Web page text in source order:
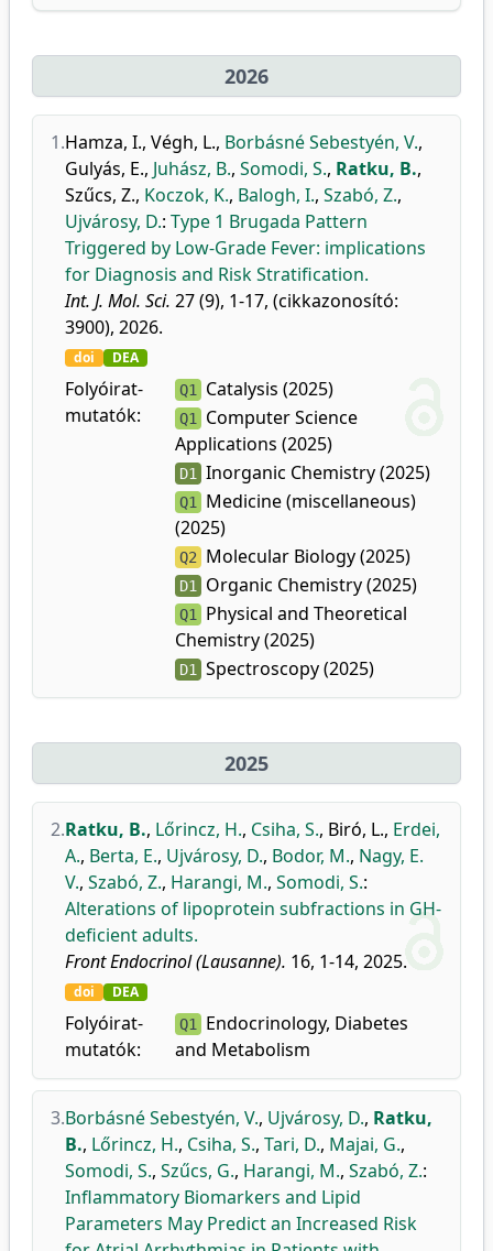
2026
1.Hamza, I., Végh, L., Borbásné Sebestyén, V.,
Gulyás, E., Juhász, B., Somodi, S., Ratku, B.,
Szűcs, Z., Koczok, K., Balogh, I., Szabó, Z.,
Ujvárosy, D.: Type 1 Brugada Pattern
Triggered by Low-Grade Fever: implications
for Diagnosis and Risk Stratification.
Int. J. Mol. Sci. 27 (9), 1-17, (cikkazonosító:
3900), 2026.
doi DEA
Folyóirat-
mutatók:
Q1 Catalysis (2025)
Q1 Computer Science
Applications (2025)
D1 Inorganic Chemistry (2025)
Q1 Medicine (miscellaneous)
(2025)
Q2 Molecular Biology (2025)
D1 Organic Chemistry (2025)
Q1 Physical and Theoretical
Chemistry (2025)
D1 Spectroscopy (2025)
2025
2.Ratku, B., Lőrincz, H., Csiha, S., Biró, L., Erdei,
A., Berta, E., Ujvárosy, D., Bodor, M., Nagy, E.
V., Szabó, Z., Harangi, M., Somodi, S.:
Alterations of lipoprotein subfractions in GH-
deficient adults.
Front Endocrinol (Lausanne). 16, 1-14, 2025.
doi DEA
Folyóirat-
mutatók:
Q1
Endocrinology, Diabetes
and Metabolism
3.Borbásné Sebestyén, V., Ujvárosy, D., Ratku,
B., Lőrincz, H., Csiha, S., Tari, D., Majai, G.,
Somodi, S., Szűcs, G., Harangi, M., Szabó, Z.:
Inflammatory Biomarkers and Lipid
Parameters May Predict an Increased Risk